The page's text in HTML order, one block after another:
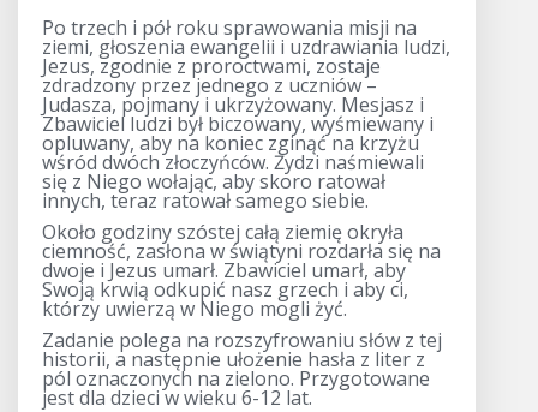
Po trzech i pół roku sprawowania misji na
ziemi, głoszenia ewangelii i uzdrawiania ludzi,
Jezus, zgodnie z proroctwami, zostaje
zdradzony przez jednego z uczniów –
Judasza, pojmany i ukrzyżowany. Mesjasz i
Zbawiciel ludzi był biczowany, wyśmiewany i
opluwany, aby na koniec zginąć na krzyżu
wśród dwóch złoczyńców. Żydzi naśmiewali
się z Niego wołając, aby skoro ratował
innych, teraz ratował samego siebie.
Około godziny szóstej całą ziemię okryła
ciemność, zasłona w świątyni rozdarła się na
dwoje i Jezus umarł. Zbawiciel umarł, aby
Swoją krwią odkupić nasz grzech i aby ci,
którzy uwierzą w Niego mogli żyć.
Zadanie polega na rozszyfrowaniu słów z tej
historii, a następnie ułożenie hasła z liter z
pól oznaczonych na zielono. Przygotowane
jest dla dzieci w wieku 6-12 lat.